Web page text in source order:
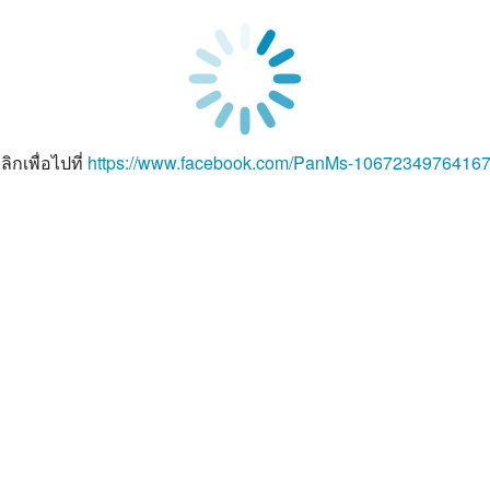
กเพื่อไปที่ https://www.facebook.com/PanMs-